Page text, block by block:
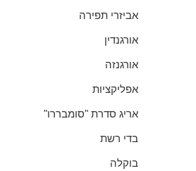
אביזרי תפירה
אורגנדין
אורגנזה
אפליקציות
אריג סדרת "סומבררו"
בדי רשת
בוקלה